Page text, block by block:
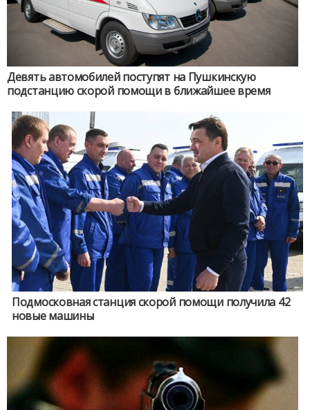
Девять автомобилей поступят на Пушкинскую
подстанцию скорой помощи в ближайшее время
Подмосковная станция скорой помощи получила 42
новые машины